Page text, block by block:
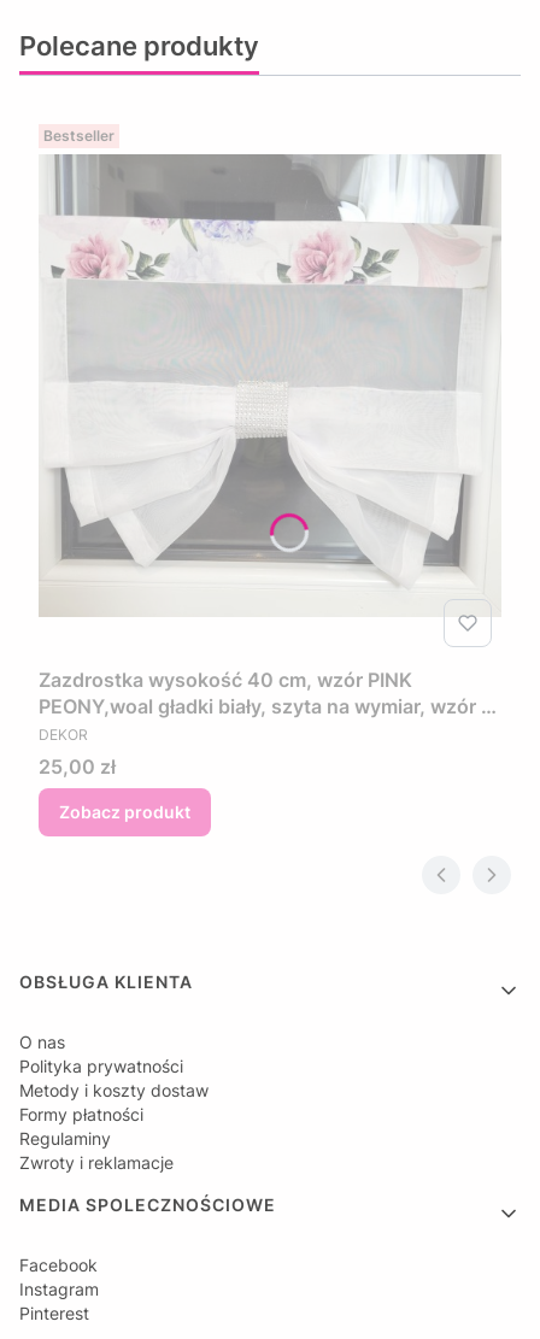
Polecane produkty
Bestseller
Zazdrostka wysokość 40 cm, wzór PINK
PEONY,woal gładki biały, szyta na wymiar, wzór w
kwiaty w kolorze różowo fioletowym
PRODUCENT
DEKOR
Cena
25,00 zł
Zobacz produkt
Linki w stopce
OBSŁUGA KLIENTA
O nas
Polityka prywatności
Metody i koszty dostaw
Formy płatności
Regulaminy
Zwroty i reklamacje
MEDIA SPOLECZNOŚCIOWE
Facebook
Instagram
Pinterest